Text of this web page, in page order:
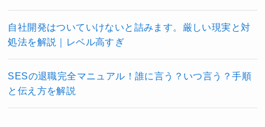
自社開発はついていけないと詰みます。厳しい現実と対
処法を解説｜レベル高すぎ
SESの退職完全マニュアル！誰に言う？いつ言う？手順
と伝え方を解説